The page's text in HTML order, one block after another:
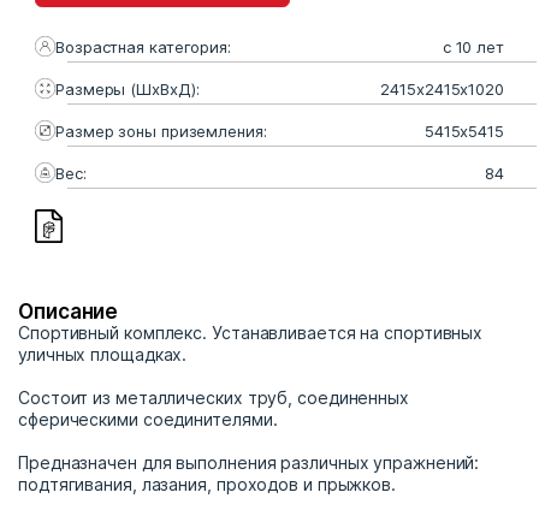
Возрастная категория: с 10 лет
Размеры (ШхВхД): 2415х2415х1020
Размер зоны приземления: 5415х5415
Вес: 84
Описание
Спортивный комплекс. Устанавливается на спортивных
уличных площадках.
Состоит из металлических труб, соединенных
сферическими соединителями.
Предназначен для выполнения различных упражнений:
подтягивания, лазания, проходов и прыжков.